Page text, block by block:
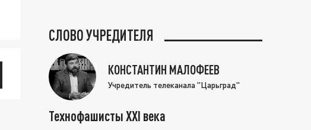
СЛОВО УЧРЕДИТЕЛЯ
КОНСТАНТИН МАЛОФЕЕВ
Учредитель телеканала "Царьград"
Технофашисты XXI века